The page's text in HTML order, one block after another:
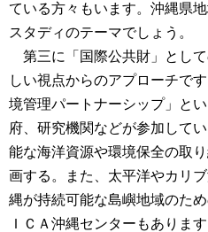
ている方々もいます。沖縄県
スタディのテーマでしょう。
第三に「国際公共財」とし
しい視点からのアプローチで
境管理パートナーシップ」と
府、研究機関などが参加して
能な海洋資源や環境保全の取
画する。また、太平洋やカリ
縄が持続可能な島嶼地域のた
ＩＣＡ沖縄センターもありま